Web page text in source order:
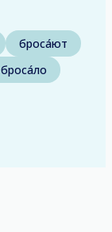
броса́ют
броса́ло